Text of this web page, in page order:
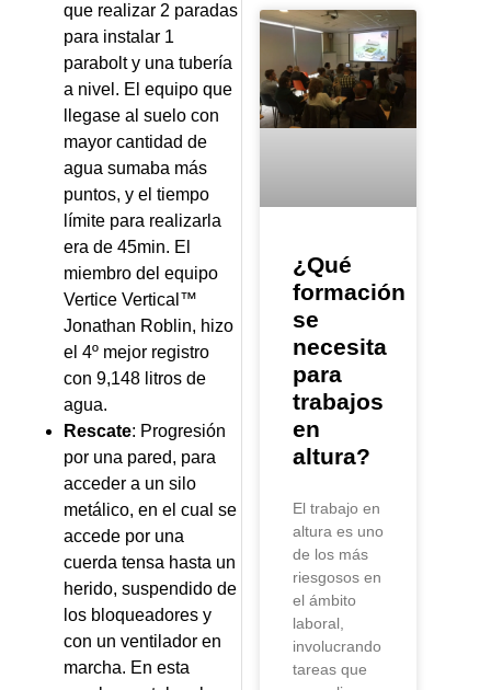
que realizar 2 paradas
para instalar 1
parabolt y una tubería
a nivel. El equipo que
llegase al suelo con
mayor cantidad de
agua sumaba más
puntos, y el tiempo
límite para realizarla
era de 45min. El
miembro del equipo
Vertice Vertical™
Jonathan Roblin, hizo
el 4º mejor registro
con 9,148 litros de
agua.
Rescate: Progresión
por una pared, para
acceder a un silo
metálico, en el cual se
accede por una
cuerda tensa hasta un
herido, suspendido de
los bloqueadores y
con un ventilador en
marcha. En esta
¿Qué
formación
se
necesita
para
trabajos
en
altura?
El trabajo en
altura es uno
de los más
riesgosos en
el ámbito
laboral,
involucrando
tareas que